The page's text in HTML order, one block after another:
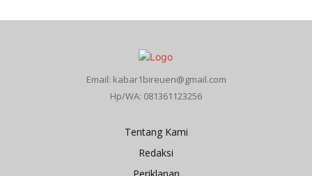
Email: kabar1bireuen@gmail.com
Hp/WA: 081361123256
Tentang Kami
Redaksi
Periklanan